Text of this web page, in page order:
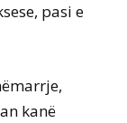
pasi e
kanë